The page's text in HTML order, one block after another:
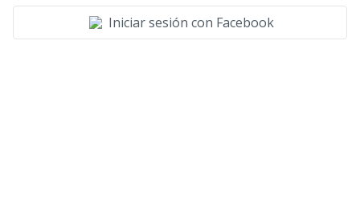
Iniciar sesión con Facebook